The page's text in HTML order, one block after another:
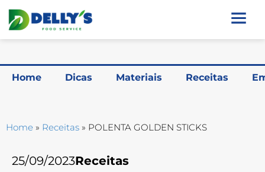
Home Dicas Materiais Receitas
Home » Receitas » POLENTA GOLDEN STICKS
25/09/2023Receitas